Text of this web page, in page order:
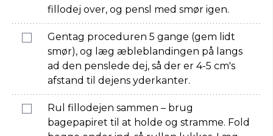
fillodej over, og pensl med smør igen.
Gentag proceduren 5 gange (gem lidt
smør), og læg æbleblandingen på langs
ad den penslede dej, så der er 4-5 cm's
afstand til dejens yderkanter.
Rul fillodejen sammen – brug
bagepapiret til at holde og stramme. Fold